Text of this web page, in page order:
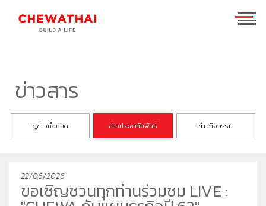
บ้าน
ชีวาวัลย์ ปิ่นเกล้า-สาทร
ชีวารมย์ ราชพฤกษ์ตัดใหม่
คอนโดมิเนียม
ชีวาทัย ปิ่นเกล้า
ชีวาทัย เรสซิเดนซ์ ทองหล่อ
ชีวาโฮม สุขสวัสดิ์ - ประชาอุทิศ
ชีวาโฮม วงแหวน - ลำลูกกา
โฮมออฟฟิศ
ชีวา บิซ โฮม เอกชัย-บางบอน
ที่อยู่อาศัยมือสอง
ข่าวสาร
ดูข่าวทั้งหมด ข่าวประชาสัมพันธ์ ข่าวกิจกรรม
22/06/2026
ขอเชิญชวนทุกท่านร่วมชม LIVE :